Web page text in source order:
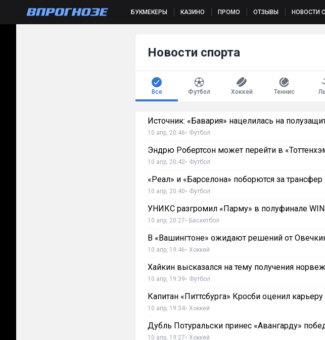
БУКМЕКЕРЫ КАЗИНО ПРОМО ОТЗЫВЫ НОВОСТИ
Новости спорта
Все Футбол Хоккей Теннис
Источник: «Бавария» нацелилась на
10 апр, 20:46 Футбол
Эндрю Робертсон может перейти в
10 апр, 20:42 Футбол
«Реал» и «Барселона» поборются за
10 апр, 20:40 Футбол
УНИКС разгромил «Парму» в полуфинале
10 апр, 20:27 Баскетбол
В «Вашингтоне» ожидают решений от
10 апр, 19:46 Хоккей
Хайкин высказался на тему получения
10 апр, 19:39 Футбол
Капитан «Питтсбурга» Кросби оценил
10 апр, 19:34 Хоккей
Дубль Потуральски принес «Авангарду»
10 апр, 19:27 Хоккей